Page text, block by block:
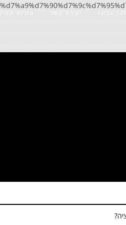
עלינו יצירת קשר פורום